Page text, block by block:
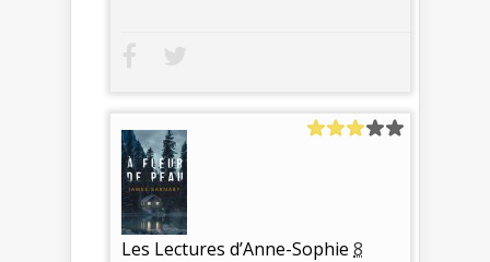
Les Lectures d’Anne-Sophie 8